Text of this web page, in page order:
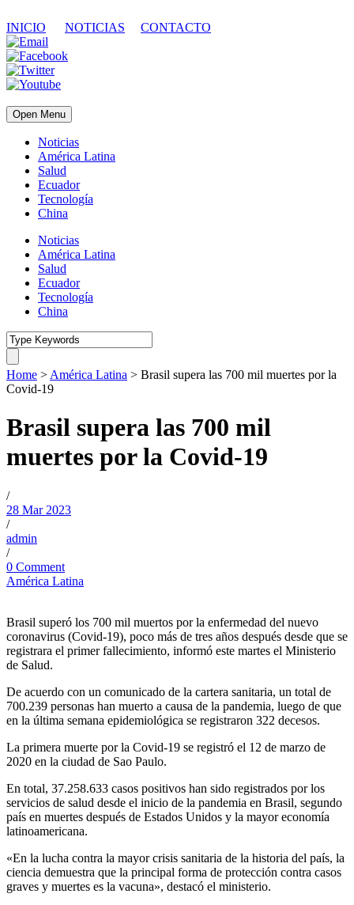
INICIO NOTICIAS CONTACTO
Open Menu
Noticias
América Latina
Salud
Ecuador
Tecnología
China
Noticias
América Latina
Salud
Ecuador
Tecnología
China
Home > América Latina > Brasil supera las 700 mil muertes por la
Covid-19
Brasil supera las 700 mil
muertes por la Covid-19
/
28 Mar 2023
/
admin
/
0 Comment
América Latina
Brasil superó los 700 mil muertos por la enfermedad del nuevo
coronavirus (Covid-19), poco más de tres años después desde que se
registrara el primer fallecimiento, informó este martes el Ministerio
de Salud.
De acuerdo con un comunicado de la cartera sanitaria, un total de
700.239 personas han muerto a causa de la pandemia, luego de que
en la última semana epidemiológica se registraron 322 decesos.
La primera muerte por la Covid-19 se registró el 12 de marzo de
2020 en la ciudad de Sao Paulo.
En total, 37.258.633 casos positivos han sido registrados por los
servicios de salud desde el inicio de la pandemia en Brasil, segundo
país en muertes después de Estados Unidos y la mayor economía
latinoamericana.
«En la lucha contra la mayor crisis sanitaria de la historia del país, la
ciencia demuestra que la principal forma de protección contra casos
graves y muertes es la vacuna», destacó el ministerio.